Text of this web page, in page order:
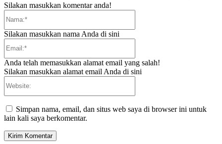
Silakan masukkan komentar anda!
Silakan masukkan nama Anda di sini
Anda telah memasukkan alamat email yang salah!
Silakan masukkan alamat email Anda di sini
Simpan nama, email, dan situs web saya di browser ini untuk
lain kali saya berkomentar.